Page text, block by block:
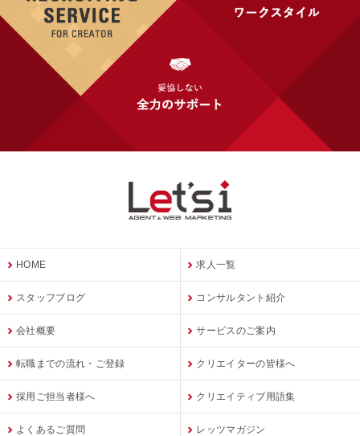
HOME 求人一覧
スタッフブログ コンサルタント紹介
会社概要 サービスのご案内
転職までの流れ・ご登録 クリエイターの皆様へ
採用ご担当者様へ クリエイティブ用語集
よくあるご質問 レッツマガジン